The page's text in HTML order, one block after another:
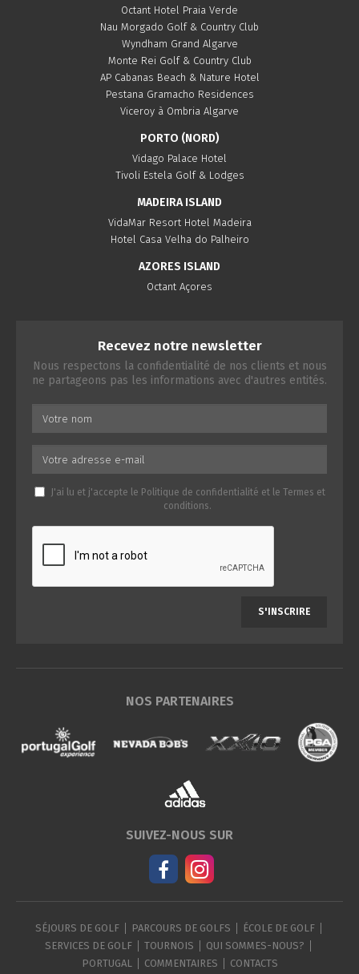
Octant Hotel Praia Verde
Nau Morgado Golf & Country Club
Wyndham Grand Algarve
Monte Rei Golf & Country Club
AP Cabanas Beach & Nature Hotel
Pestana Gramacho Residences
Viceroy à Ombria Algarve
PORTO (NORD)
Vidago Palace Hotel
Tivoli Estela Golf & Lodges
MADEIRA ISLAND
VidaMar Resort Hotel Madeira
Hotel Casa Velha do Palheiro
AZORES ISLAND
Octant Açores
Recevez notre newsletter
Nous respectons la confidentialité de nos clients et nous
ne partageons pas les informations avec d'autres entités.
J'ai lu et j'accepte le Politique de confidentialité et le Termes et
conditions.
S'INSCRIRE
NOS PARTENAIRES
SUIVEZ-NOUS SUR
SÉJOURS DE GOLF PARCOURS DE GOLFS
ÉCOLE DE GOLF
SERVICES DE GOLF
TOURNOIS
QUI SOMMES-NOUS?
PORTUGAL
COMMENTAIRES CONTACTS